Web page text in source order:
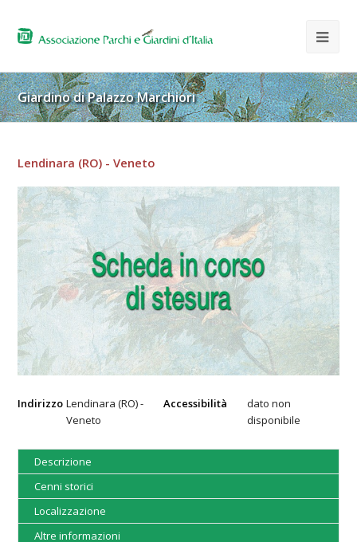
Giardino di Palazzo Marchiori
Lendinara (RO) - Veneto
Indirizzo Lendinara (RO) -
Veneto
Accessibilità
dato non
disponibile
Descrizione
Cenni storici
Localizzazione
Altre informazioni